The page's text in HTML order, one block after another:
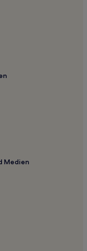
Baden-
Medien